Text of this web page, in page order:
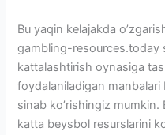
Bu yaqin kelajakda
gambling-resources.today
kattalashtirish oynasiga
foydalaniladigan manbalari
sinab ko’rishingiz
katta beysbol resurslarini